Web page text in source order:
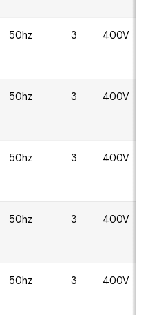
50hz 3 400V
50hz 3 400V
50hz 3 400V
50hz 3 400V
50hz 3 400V